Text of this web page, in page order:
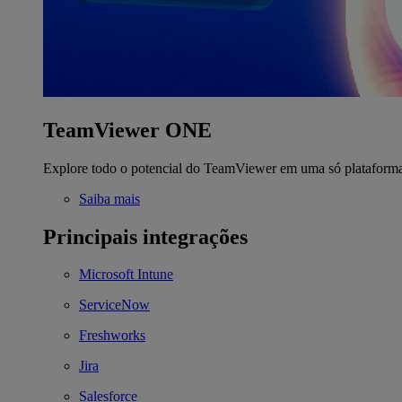
TeamViewer ONE
Explore todo o potencial do TeamViewer em uma só
Saiba mais
Principais integrações
Microsoft Intune
ServiceNow
Freshworks
Jira
Salesforce